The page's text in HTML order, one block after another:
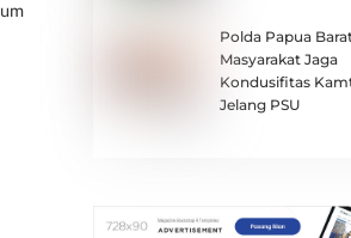
Polda Papua
Masyarakat Jaga
Kondusifitas
Jelang PSU